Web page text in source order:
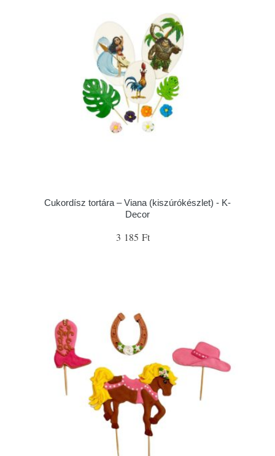
Cukordísz tortára – Viana (kiszúrókészlet) - K-
Decor
3 185 Ft